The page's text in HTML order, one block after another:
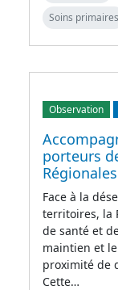
Soins primaires
Observation
porteurs
Face à la
territoires, la
de santé et
maintien et
proximité de
Cette…